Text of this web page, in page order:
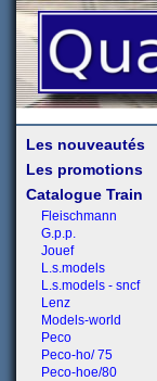
Les nouveautés
Les promotions
Catalogue Train
Fleischmann
G.p.p.
Jouef
L.s.models
L.s.models - sncf
Lenz
Models-world
Peco
Peco-ho/ 75
Peco-hoe/80